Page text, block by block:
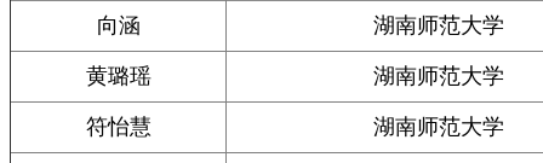
向涵 湖南师范大学
黄璐瑶 湖南师范大学
符怡慧 湖南师范大学